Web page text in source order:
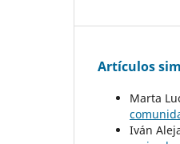
Artículos
Marta
Iván